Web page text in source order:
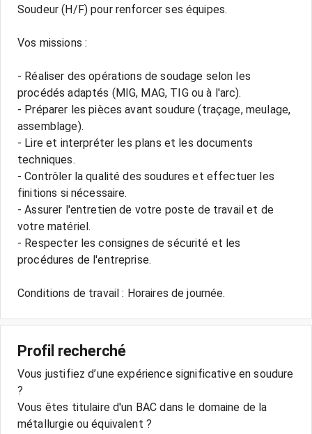
Soudeur (H/F) pour renforcer ses équipes.
Vos missions :
- Réaliser des opérations de soudage selon les
procédés adaptés (MIG, MAG, TIG ou à l'arc).
- Préparer les pièces avant soudure (traçage, meulage,
assemblage).
- Lire et interpréter les plans et les documents
techniques.
- Contrôler la qualité des soudures et effectuer les
finitions si nécessaire.
- Assurer l'entretien de votre poste de travail et de
votre matériel.
- Respecter les consignes de sécurité et les
procédures de l'entreprise.
Conditions de travail : Horaires de journée.
Profil recherché
Vous justifiez d’une expérience significative en soudure
?
Vous êtes titulaire d'un BAC dans le domaine de la
métallurgie ou équivalent ?